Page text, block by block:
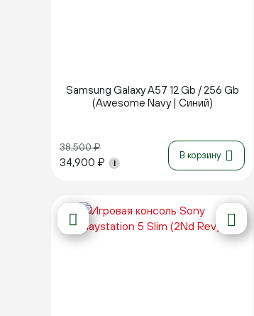
Samsung Galaxy A57 12 Gb / 256 Gb
(Awesome Navy | Синий)
38,500₽
34,900 ₽ i
В корзину